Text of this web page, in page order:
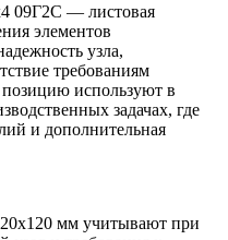
09Г2С — листовая
элементов
узла,
требованиям
используют в
задачах, где
и дополнительная
мм учитывают при